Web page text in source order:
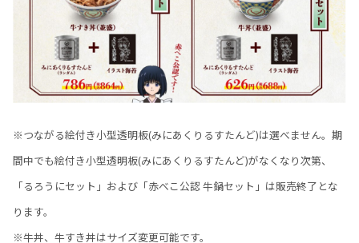
※つながる絵付き小型透明板(みにあくりるすたんど)は選べません。期
間中でも絵付き小型透明板(みにあくりるすたんど)がなくなり次第、
「るろうにセット」および「赤べこ公認 牛鍋セット」は販売終了とな
ります。
※牛丼、牛すき丼はサイズ変更可能です。